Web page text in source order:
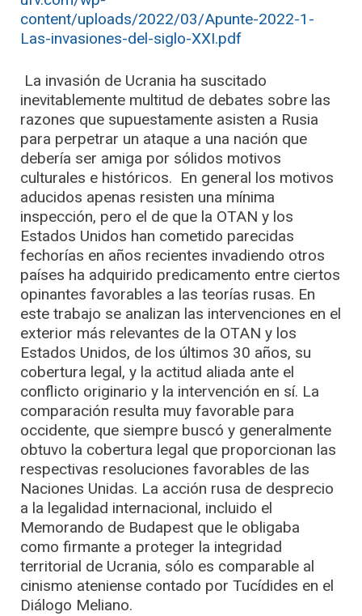
content/uploads/2022/03/Apunte-2022-1-
Las-invasiones-del-siglo-XXI.pdf
La invasión de Ucrania ha suscitado
inevitablemente multitud de debates sobre las
razones que supuestamente asisten a Rusia
para perpetrar un ataque a una nación que
debería ser amiga por sólidos motivos
culturales e históricos. En general los motivos
aducidos apenas resisten una mínima
inspección, pero el de que la OTAN y los
Estados Unidos han cometido parecidas
fechorías en años recientes invadiendo otros
países ha adquirido predicamento entre ciertos
opinantes favorables a las teorías rusas. En
este trabajo se analizan las intervenciones en el
exterior más relevantes de la OTAN y los
Estados Unidos, de los últimos 30 años, su
cobertura legal, y la actitud aliada ante el
conflicto originario y la intervención en sí. La
comparación resulta muy favorable para
occidente, que siempre buscó y generalmente
obtuvo la cobertura legal que proporcionan las
respectivas resoluciones favorables de las
Naciones Unidas. La acción rusa de desprecio
a la legalidad internacional, incluido el
Memorando de Budapest que le obligaba
como firmante a proteger la integridad
territorial de Ucrania, sólo es comparable al
cinismo ateniense contado por Tucídides en el
Diálogo Meliano.